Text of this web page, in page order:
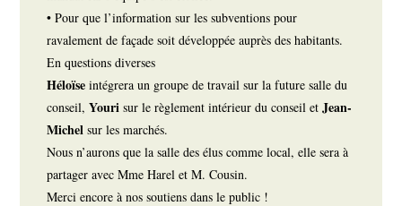
• Pour que l’information sur les subventions pour
ravalement de façade soit développée auprès des habitants.
En questions diverses
Héloïse intégrera un groupe de travail sur la future salle du
conseil,Youri sur le règlement intérieur du conseil etJean-
Michel sur les marchés.
Nous n’aurons que la salle des élus comme local, elle sera à
partager avec Mme Harel et M. Cousin.
Merci encore à nos soutiens dans le public !